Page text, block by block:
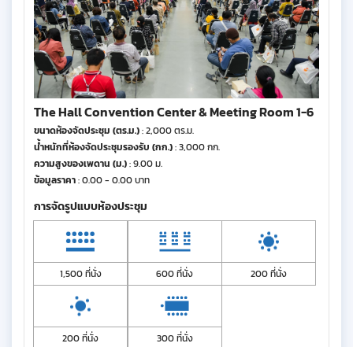
The Hall Convention Center & Meeting Room 1-6
ขนาดห้องจัดประชุม (ตร.ม.): 2,000 ตร.ม.
น้ำหนักที่ห้องจัดประชุมรองรับ (กก.): 3,000 กก.
ความสูงของเพดาน (ม.): 9.00 ม.
ข้อมูลราคา: 0.00 - 0.00 บาท
การจัดรูปแบบห้องประชุม
1,500 ที่นั่ง 600 ที่นั่ง 200 ที่นั่ง
200 ที่นั่ง 300 ที่นั่ง